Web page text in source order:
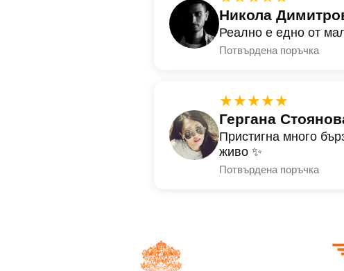
Никола
Реално е едно от
Потвърдена поръчка
★★★★★
Гергана
Пристигна много
живо ✨
Потвърдена поръчка